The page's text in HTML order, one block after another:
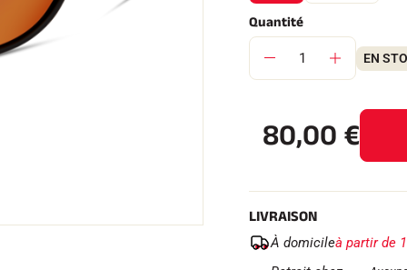
SKI DE FOND
Quantité
EN
80,00€
LIVRAISON
À domicileà partir de